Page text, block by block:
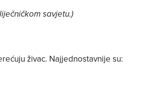
savjetu.)
živac. Najjednostavnije su: